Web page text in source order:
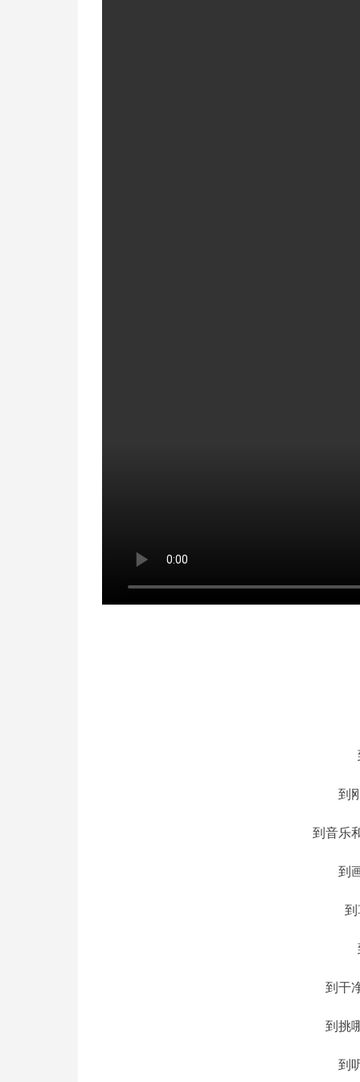
到
到音乐
到
到
到干
到挑
到